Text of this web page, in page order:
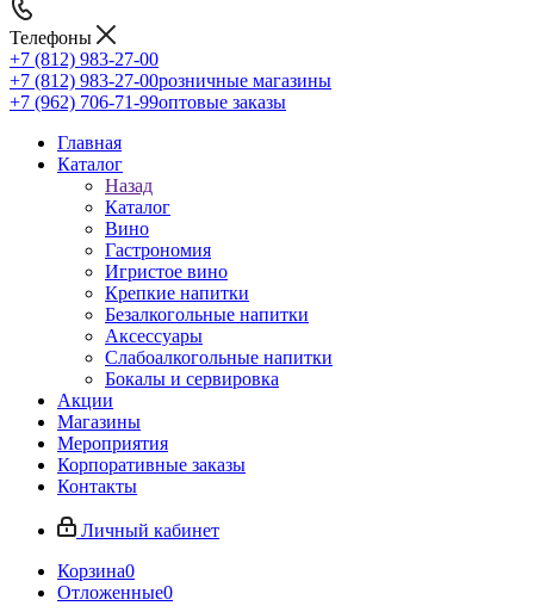
Телефоны
+7 (812) 983-27-00
+7 (812) 983-27-00розничные магазины
+7 (962) 706-71-99оптовые заказы
Главная
Каталог
Назад
Каталог
Вино
Гастрономия
Игристое вино
Крепкие напитки
Безалкогольные напитки
Аксессуары
Слабоалкогольные напитки
Бокалы и сервировка
Акции
Магазины
Мероприятия
Корпоративные заказы
Контакты
Личный кабинет
Корзина0
Отложенные0